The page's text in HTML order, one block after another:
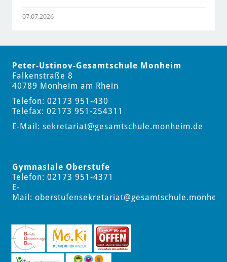
07.07.2026
Peter-Ustinov-Gesamtschule Monheim
Falkenstraße 8
40789 Monheim am Rhein
Telefon: 02173 951-430
Telefax: 02173 951-254311
E-Mail: sekretariat@gesamtschule.monheim.de
Gymnasiale Oberstufe
Telefon: 02173 951-4371
E-
Mail: oberstufensekretariat